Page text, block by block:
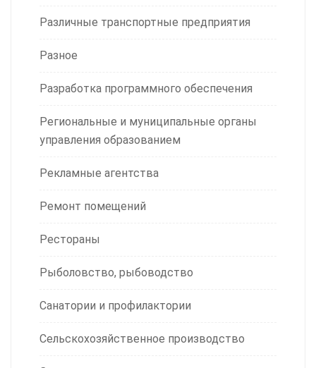
Различные транспортные предприятия
Разное
Разработка программного обеспечения
Региональные и муниципальные органы
управления образованием
Рекламные агентства
Ремонт помещений
Рестораны
Рыболовство, рыбоводство
Санатории и профилактории
Сельскохозяйственное производство